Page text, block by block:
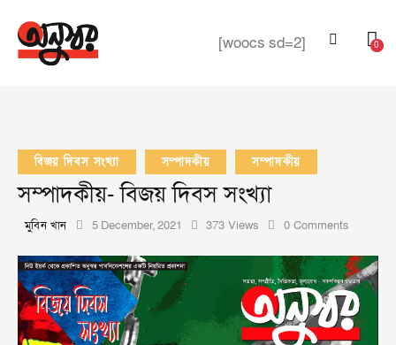
[woocs sd=2] 0
বিজয় দিবস সংখ্যা সম্পাদকীয় সম্পাদকীয়
সম্পাদকীয়- বিজয় দিবস সংখ্যা
মুবিন খান 5 December, 2021 373 Views 0 Comments